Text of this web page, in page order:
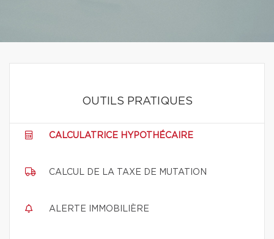
OUTILS PRATIQUES
CALCULATRICE HYPOTHÉCAIRE
CALCUL DE LA TAXE DE MUTATION
ALERTE IMMOBILIÈRE